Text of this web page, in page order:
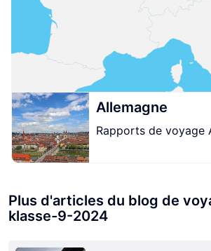
skikurs-klasse-9-2024
skikurs-klasse-9-2024
skikurs-klasse-9-2024
Allemagne
Rapports de voyage
Plus d'articles du blog de
klasse-9-2024